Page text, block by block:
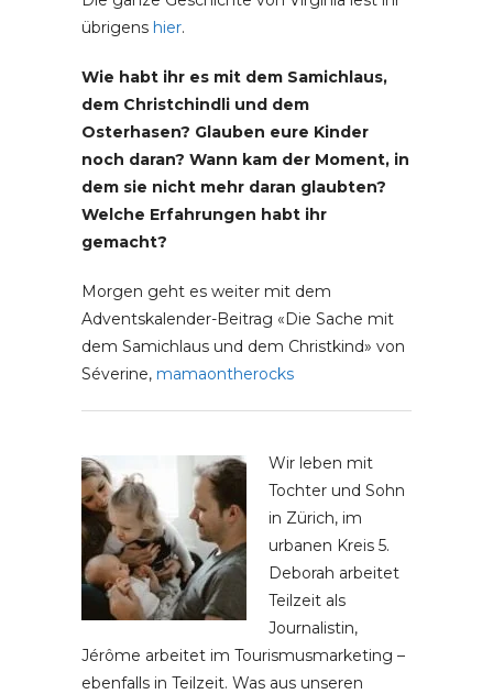
übrigens hier.
Wie habt ihr es mit dem Samichlaus,
dem Christchindli und dem
Osterhasen? Glauben eure Kinder
noch daran? Wann kam der Moment, in
dem sie nicht mehr daran glaubten?
Welche Erfahrungen habt ihr
gemacht?
Morgen geht es weiter mit dem
Adventskalender-Beitrag «Die Sache mit
dem Samichlaus und dem Christkind» von
Séverine, mamaontherocks
Wir leben mit
Tochter und Sohn
in Zürich, im
urbanen Kreis 5.
Deborah arbeitet
Teilzeit als
Journalistin,
Jérôme arbeitet im Tourismusmarketing –
ebenfalls in Teilzeit. Was aus unseren